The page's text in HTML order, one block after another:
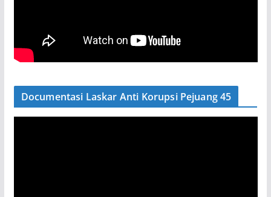
Documentasi Laskar Anti Korupsi Pejuang 45